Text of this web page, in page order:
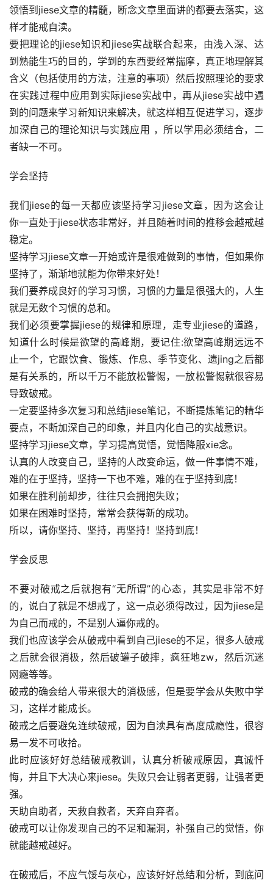
领悟到jiese文章的精髓，断念文章里面讲的都要去落实，这
样才能戒自渎。
要把理论的jiese知识和jiese实战联合起来，由浅入深、达
到熟能生巧的目的，学到的东西要经常揣摩，真正地理解其
含义（包括使用的方法，注意的事项）然后按照理论的要求
在实践过程中应用到实际jiese实战中，再从jiese实战中遇
到的问题来学习新知识来解决，就这样相互促进学习，逐步
加深自己的理论知识与实践应用 ，所以学用必须结合，二
者缺一不可。
学会坚持
我们jiese的每一天都应该坚持学习jiese文章，因为这会让
你一直处于jiese状态非常好，并且随着时间的推移会越戒越
稳定。
坚持学习jiese文章一开始或许是很难做到的事情，但如果你
坚持了，渐渐地就能为你带来好处！
我们要养成良好的学习习惯，习惯的力量是很强大的，人生
就是无数个习惯的总和。
我们必须要掌握jiese的规律和原理，走专业jiese的道路，
知道什么时候是欲望的高峰期，要记住:欲望高峰期远远不
止一个，它跟饮食、锻炼、作息、季节变化、遗jing之后都
是有关系的，所以千万不能放松警惕，一放松警惕就很容易
导致破戒。
一定要坚持多次复习和总结jiese笔记，不断提炼笔记的精华
要点，不断加深自己的印象，并且内化自己的实战意识。
坚持学习jiese文章，学习提高觉悟，觉悟降服xie念。
认真的人改变自己，坚持的人改变命运，做一件事情不难，
难的在于坚持，坚持一下也不难，难的在于坚持到底！
如果在胜利前却步，往往只会拥抱失败；
如果在困难时坚持，常常会获得新的成功。
所以，请你坚持、坚持，再坚持！坚持到底！
学会反思
不要对破戒之后就抱有“无所谓”的心态，其实是非常不好
的，说白了就是不想戒了，这一点必须得改过，因为jiese是
为自己而戒的，不是别人逼你戒的。
我们也应该学会从破戒中看到自己jiese的不足，很多人破戒
之后就会很消极，然后破罐子破摔，疯狂地zw，然后沉迷
网瘾等等。
破戒的确会给人带来很大的消极感，但是要学会从失败中学
习，这样才能成长。
破戒之后要避免连续破戒，因为自渎具有高度成瘾性，很容
易一发不可收拾。
此时应该好好总结破戒教训，认真分析破戒原因，真诚忏
悔，并且下大决心来jiese。失败只会让弱者更弱，让强者更
强。
天助自助者，天救自救者，天弃自弃者。
破戒可以让你发现自己的不足和漏洞，补强自己的觉悟，你
就能越戒越好。
在破戒后，不应气馁与灰心，应该好好总结和分析，到底问